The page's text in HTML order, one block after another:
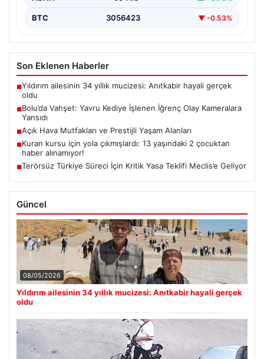
BTC 3056423 ▼ -0.53%
Son Eklenen Haberler
■Yıldırım ailesinin 34 yıllık mucizesi: Anıtkabir hayali gerçek
oldu
■Bolu’da Vahşet: Yavru Kediye İşlenen İğrenç Olay Kameralara
Yansıdı
■Açık Hava Mutfakları ve Prestijli Yaşam Alanları
■Kuran kursu için yola çıkmışlardı: 13 yaşındaki 2 çocuktan
haber alınamıyor!
■Terörsüz Türkiye Süreci İçin Kritik Yasa Teklifi Meclis’e Geliyor
Güncel
08/05/2026
Yıldırım ailesinin 34 yıllık mucizesi: Anıtkabir hayali gerçek
oldu